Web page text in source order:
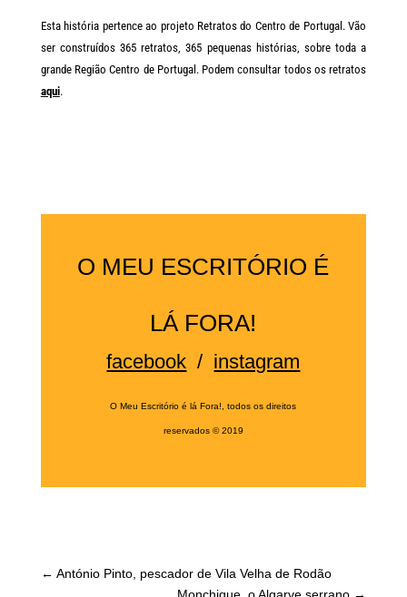
Esta história pertence ao projeto Retratos do Centro de Portugal. Vão
ser construídos 365 retratos, 365 pequenas histórias, sobre toda a
grande Região Centro de Portugal. Podem consultar todos os retratos
aqui.
O MEU ESCRITÓRIO É
LÁ FORA!
facebook / instagram
O Meu Escritório é lá Fora!, todos os direitos
reservados ©2019
← António Pinto, pescador de Vila Velha de Rodão